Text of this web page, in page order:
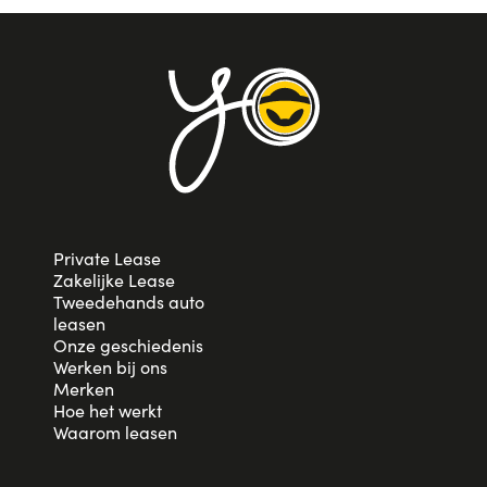
info@yoyomove.com
Private Lease
Zakelijke Lease
Tweedehands auto
leasen
Onze geschiedenis
Werken bij ons
Merken
Hoe het werkt
Waarom leasen